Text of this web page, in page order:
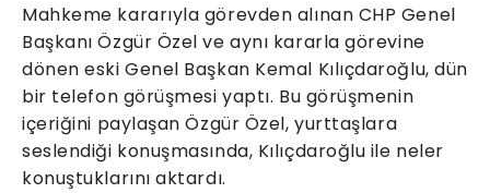
Mahkeme kararıyla görevden alınan CHP Genel
Başkanı Özgür Özel ve aynı kararla görevine
dönen eski Genel Başkan Kemal Kılıçdaroğlu, dün
bir telefon görüşmesi yaptı. Bu görüşmenin
içeriğini paylaşan Özgür Özel, yurttaşlara
seslendiği konuşmasında, Kılıçdaroğlu ile neler
konuştuklarını aktardı.